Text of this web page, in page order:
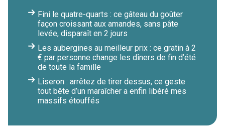
Fini le quatre-quarts : ce gâteau du goûter
façon croissant aux amandes, sans pâte
levée, disparaît en 2 jours
Les aubergines au meilleur prix : ce gratin à 2
€ par personne change les dîners de fin d’été
de toute la famille
Liseron : arrêtez de tirer dessus, ce geste
tout bête d’un maraîcher a enfin libéré mes
massifs étouffés